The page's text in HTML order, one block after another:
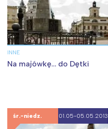
INNE
Na majówkę… do Dętki
śr.-niedz. 01.05-05.05.2013